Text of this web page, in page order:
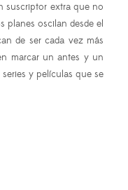
suscriptor extra que no
planes oscilan desde el
de ser cada vez más
marcar un antes y un
y películas que se